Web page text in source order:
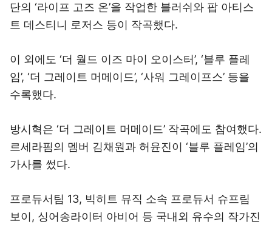
단의 ‘라이프 고즈 온’을 작업한 블러쉬와 팝 아티스
트 데스티니 로저스 등이 작곡했다.
이 외에도 ‘더 월드 이즈 마이 오이스터’, ‘블루 플레
임’, ‘더 그레이트 머메이드’, ‘사워 그레이프스’ 등을
수록했다.
방시혁은 ‘더 그레이트 머메이드’ 작곡에도 참여했다.
르세라핌의 멤버 김채원과 허윤진이 ‘블루 플레임’의
가사를 썼다.
프로듀서팀 13, 빅히트 뮤직 소속 프로듀서 슈프림
보이, 싱어송라이터 아비어 등 국내외 유수의 작가진